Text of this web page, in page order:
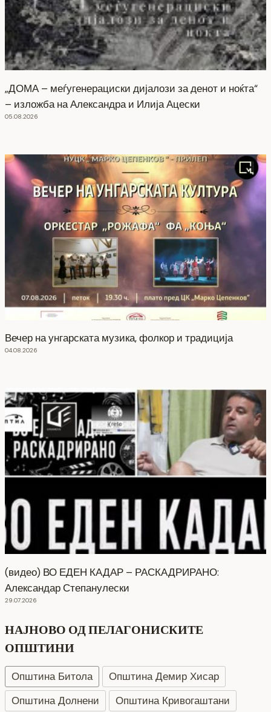
„ДОМА – меѓугенерациски дијалози за денот и ноќта“
– изложба на Александра и Илија Ацески
05.08.2026
Вечер на унгарската музика, фолкор и традиција
04.08.2026
(видео) ВО ЕДЕН КАДАР – РАСКАДРИРАНО:
Александар Степанулески
29.07.2026
НАЈНОВО ОД ПЕЛАГОНИСКИТЕ
ОПШТИНИ
Општина Битола
Општина Демир Хисар
Општина Долнени
Општина Кривогаштани